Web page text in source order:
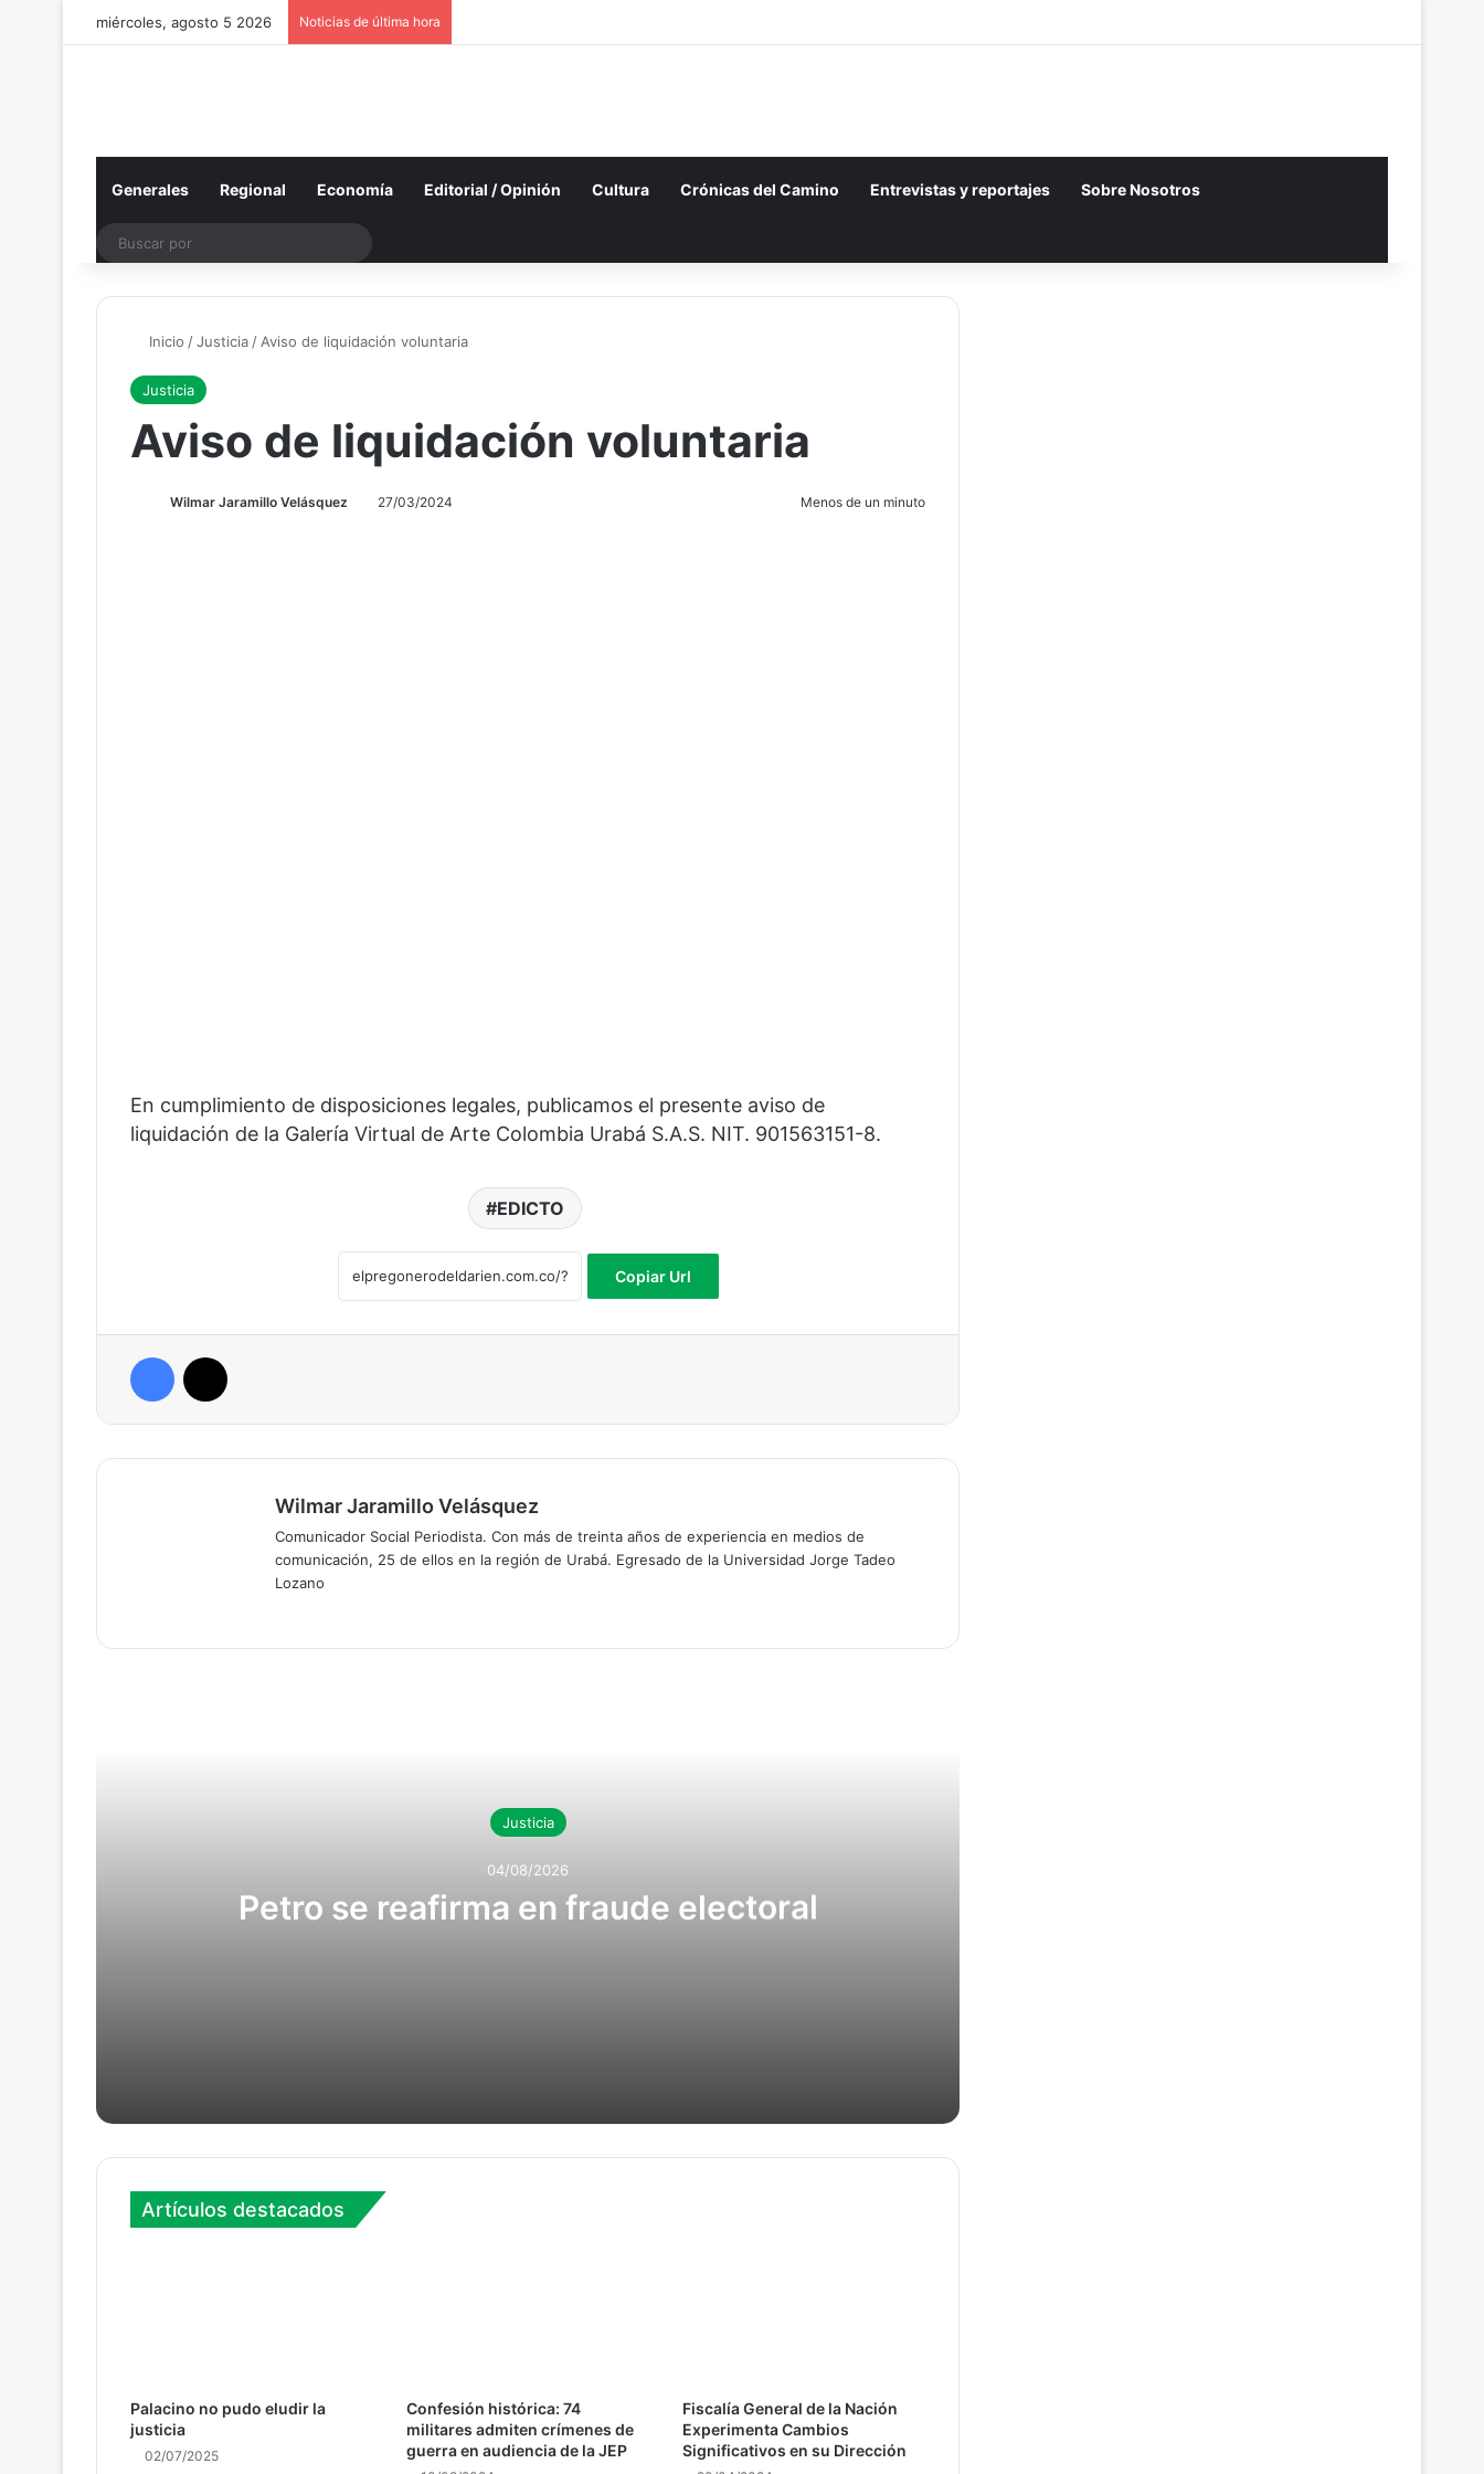
miércoles, agosto 5 2026 Noticias de última hora
Generales Regional Economía Editorial / Opinión Cultura Crónicas del Camino Entrevistas y reportajes Sobre Nosotros
Inicio /Justicia / Aviso de liquidación voluntaria
Justicia
Aviso de liquidación voluntaria
Wilmar Jaramillo Velásquez 27/03/2024 Menos de un minuto
En cumplimiento de disposiciones legales, publicamos el presente aviso de
liquidación de la Galería Virtual de Arte Colombia Urabá S.A.S. NIT. 901563151-8.
EDICTO
Copiar Url
Facebook
Wilmar Jaramillo Velásquez
Comunicador Social Periodista. Con más de treinta años de experiencia en medios de
comunicación, 25 de ellos en la región de Urabá. Egresado de la Universidad Jorge Tadeo
Lozano
Justicia
04/08/2026
Petro se reafirma en fraude electoral
Víctimas de Apartadó en busca de la Verdad
16/02/2026
La JEP expulsa al general Santoyo
Artículos destacados
Palacino no pudo eludir la
justicia
02/07/2025
Confesión histórica: 74
militares admiten crímenes de
guerra en audiencia de la JEP
Fiscalía General de la Nación
Experimenta Cambios
Significativos en su Dirección